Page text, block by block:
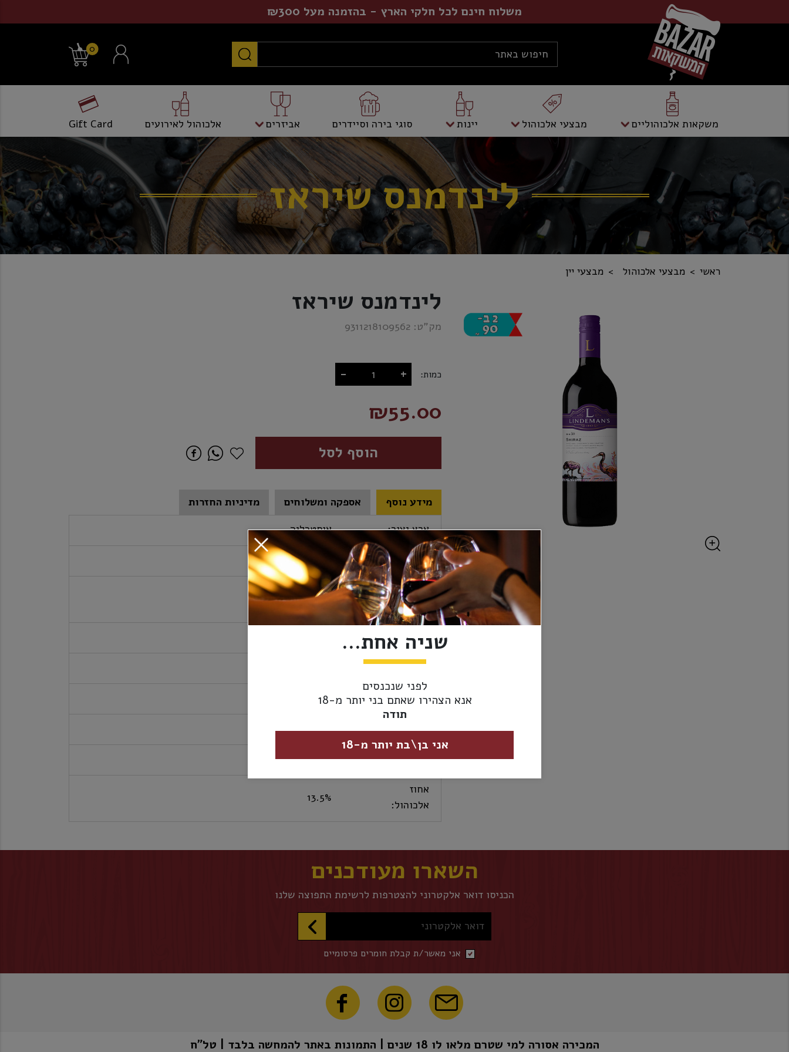
משלוח חינם לכל חלקי הארץ - בהזמנה מעל ₪300
0
משקאות אלכוהוליים מבצעי אלכוהול יינות סוגי בירה וסיידרים אביזרים אלכוהול לאירועים Gift Card
לינדמנס שיראז
ראשי מבצעי אלכוהול מבצעי יין
לינדמנס שיראז
מק”ט: 9311218109562
כמות: - +
₪55.00
הוסף לסל
מידע נוסף אספקה ומשלוחים
מדיניות החזרות
ארץ יצור:
אוסטרליה
יקב: לינדמנס
סוג יין -
צבע:
אדום
מידת יובש:
זני ענבים:
כשרות: ללא
גודל בקבוק: 750 מ"ל (רגיל)
מבצעי יין: 2 ב- 90₪
אחוז
אלכוהול:
13.5%
השארו מעודכנים
הכניסו דואר אלקטרוני להצטרפות לרשימת התפוצה שלנו
דואר אלקטרוני
אני מאשר/ת קבלת חומרים פרסומיים
המכירה אסורה למי שטרם מלאו לו 18 שנים | התמונות באתר להמחשה בלבד | טל"ח
שניה אחת...
לפני שנכנסים
אנא הצהירו שאתם בני יותר מ-18
תודה
אני בן\בת יותר מ-18